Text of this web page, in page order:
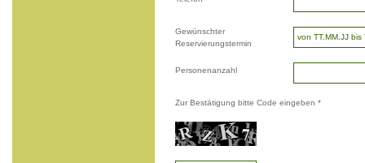
Gewünschter
Reservierungstermin
Personenanzahl
Zur Bestätigung bitte Code eingeben *